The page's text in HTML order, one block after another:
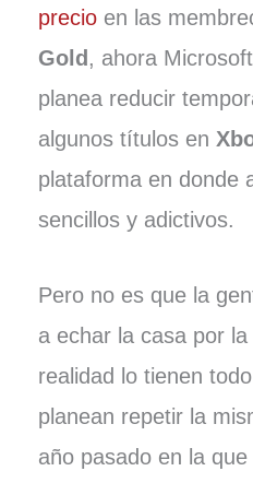
precioen las
Gold , ahora
planea reducir
algunos títulos en
plataforma en donde
sencillos y adictivos.
Pero no es que la
a echar la casa por
realidad lo tienen
planean repetir la
año pasado en la